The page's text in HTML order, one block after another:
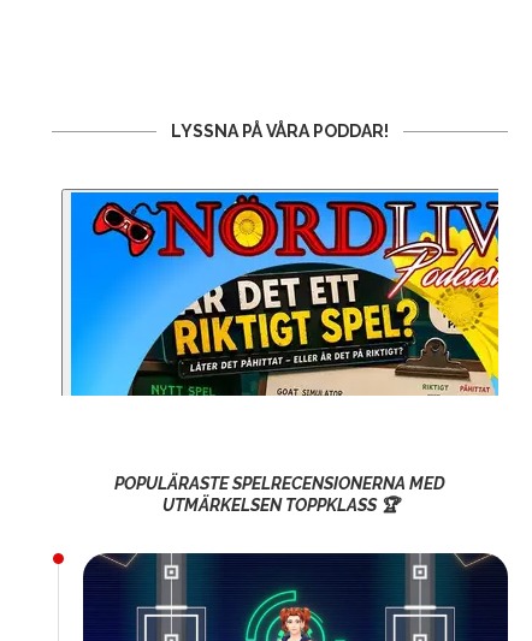
LYSSNA PÅ VÅRA PODDAR!
POPULÄRASTE SPELRECENSIONERNA MED
UTMÄRKELSEN TOPPKLASS 🏆